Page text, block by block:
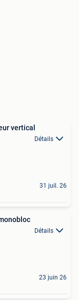
vertical
Détails
31 juil. 26
Détails
23 juin 26